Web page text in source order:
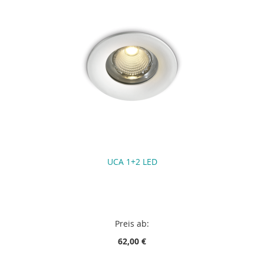
UCA 1+2 LED
Preis ab:
62,00 €